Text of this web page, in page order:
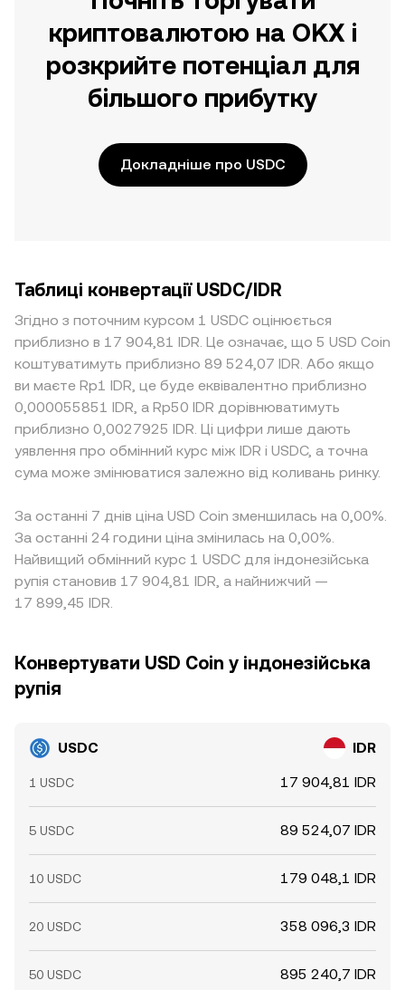
криптовалютою на OKX і
розкрийте потенціал для
більшого прибутку
Докладніше про USDC
Таблиці конвертації USDC/IDR
Згідно з поточним курсом 1 USDC оцінюється
приблизно в 17 904,81 IDR. Це означає, що 5 USD Coin
коштуватимуть приблизно 89 524,07 IDR. Або якщо
ви маєте Rp1 IDR, це буде еквівалентно приблизно
0,000055851 IDR, а Rp50 IDR дорівнюватимуть
приблизно 0,0027925 IDR. Ці цифри лише дають
уявлення про обмінний курс між IDR і USDC, а точна
сума може змінюватися залежно від коливань ринку.
За останні 7 днів ціна USD Coin зменшилась на 0,00%.
За останні 24 години ціна змінилась на 0,00%.
Найвищий обмінний курс 1 USDC для індонезійська
рупія становив 17 904,81 IDR, а найнижчий —
17 899,45 IDR.
Конвертувати USD Coin у індонезійська
рупія
USDC IDR
1 USDC 17 904,81 IDR
5 USDC 89 524,07 IDR
10 USDC 179 048,1 IDR
20 USDC 358 096,3 IDR
50 USDC 895 240,7 IDR